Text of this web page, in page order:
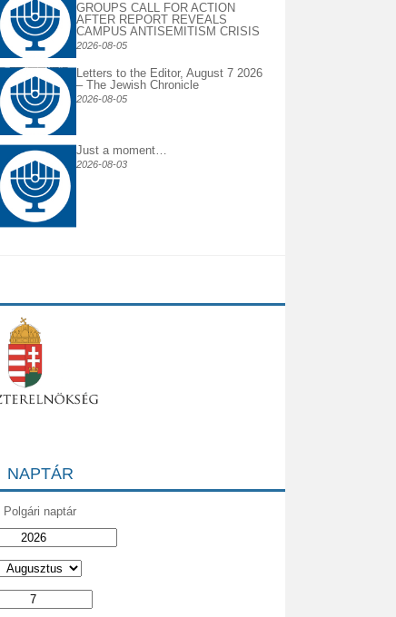
GROUPS CALL FOR ACTION
AFTER REPORT REVEALS
CAMPUS ANTISEMITISM CRISIS
2026-08-05
Letters to the Editor, August 7 2026
– The Jewish Chronicle
2026-08-05
Just a moment…
2026-08-03
NAPTÁR
Polgári naptár